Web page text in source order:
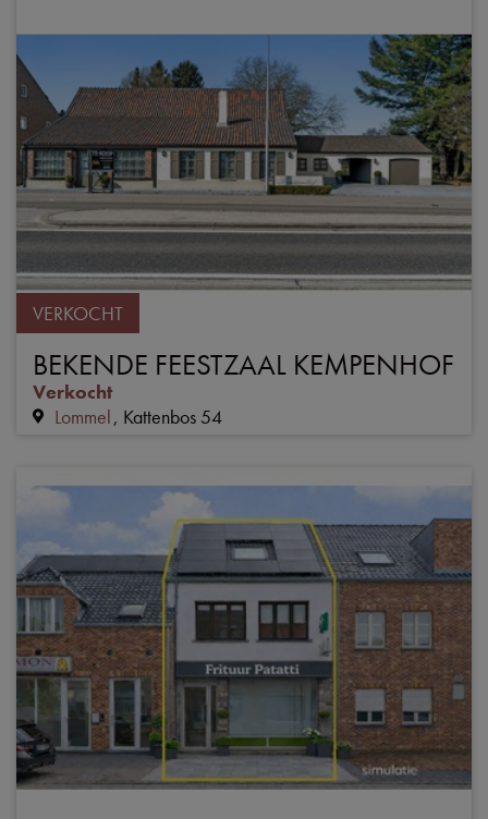
VERKOCHT
BEKENDE FEESTZAAL KEMPENHOF
Verkocht
Lommel Kattenbos 54